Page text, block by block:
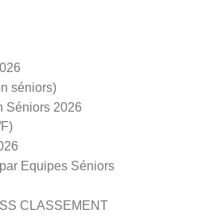
séniors)
Séniors 2026
Equipes Séniors
CLASSEMENT